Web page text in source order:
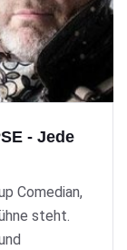
- Jede
Comedian,
steht.